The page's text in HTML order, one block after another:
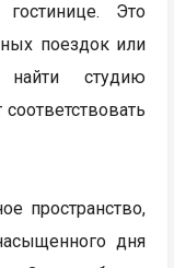
Это
поездок или
студию
пространство,
дня